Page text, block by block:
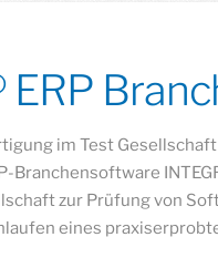
ERP
im Test
Branchensoftware
zur Prüfung von
eines